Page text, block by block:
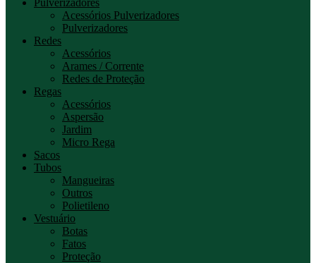
Pulverizadores
Acessórios Pulverizadores
Pulverizadores
Redes
Acessórios
Arames / Corrente
Redes de Proteção
Regas
Acessórios
Aspersão
Jardim
Micro Rega
Sacos
Tubos
Mangueiras
Outros
Polietileno
Vestuário
Botas
Fatos
Proteção